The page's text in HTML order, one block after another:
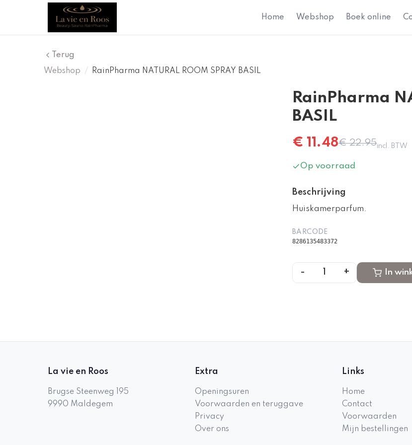
Home Webshop Boek online
Terug
Webshop
/ RainPharma NATURAL ROOM SPRAY BASIL
RainPharma
BASIL
€ 11.48€22.95incl. BTW
Op voorraad
Beschrijving
Huiskamerparfum.
BARCODE
8286135483372
- + In
La vie en Roos
Brugse Steenweg 195
9990 Maldegem
Extra
Openingsuren
Voorwaarden en teruggave
Privacy
Over ons
Links
Home
Contact
Voorwaarden
Mijn bestellingen